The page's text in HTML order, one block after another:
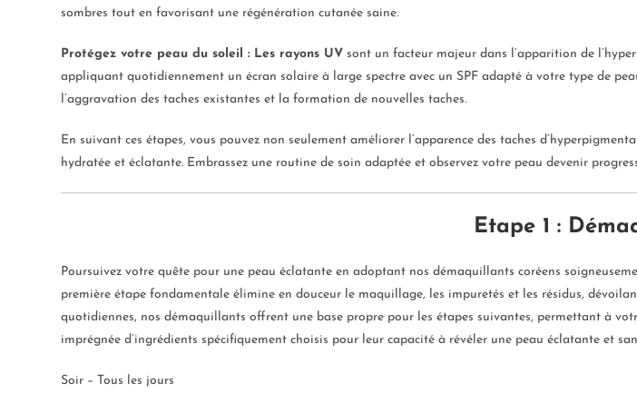
sombres tout en favorisant une régénération cutanée saine.
Protégez votre peau du soleil : Les rayons UV sont un facteur majeur dans l’apparition de
appliquant quotidiennement un écran solaire à large spectre avec un SPF adapté à votre type de
l’aggravation des taches existantes et la formation de nouvelles taches.
En suivant ces étapes, vous pouvez non seulement améliorer l’apparence des taches
hydratée et éclatante. Embrassez une routine de soin adaptée et observez votre peau devenir
Etape 1 :
Poursuivez votre quête pour une peau éclatante en adoptant nos démaquillants coréens
première étape fondamentale élimine en douceur le maquillage, les impuretés et les résidus,
quotidiennes, nos démaquillants offrent une base propre pour les étapes suivantes, permettant à
imprégnée d’ingrédients spécifiquement choisis pour leur capacité à révéler une peau éclatante et
Soir – Tous les jours